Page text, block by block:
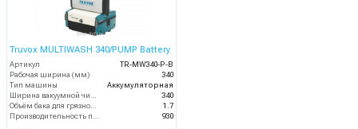
Truvox MULTIWASH 340/PUMP Battery
Артикул
TR-MW340-P-B
Рабочая ширина (мм)
340
Тип машины
Аккумуляторная
Ширина вакуумной чистки (мм)
340
Объём бака для грязной воды (пыли) (л)
1.7
Производительность по площади (м2/ч)
930